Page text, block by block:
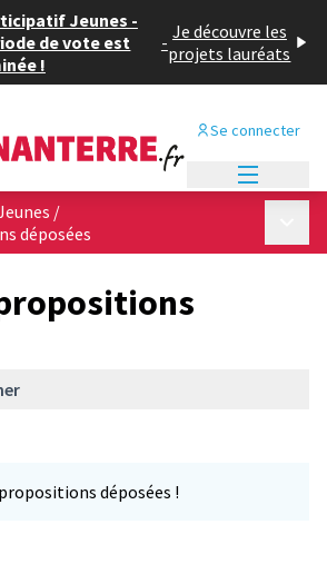
Jeunes -
de vote est
!
- Je découvre les
projets lauréats
Se connecter
/
déposées
déposées !